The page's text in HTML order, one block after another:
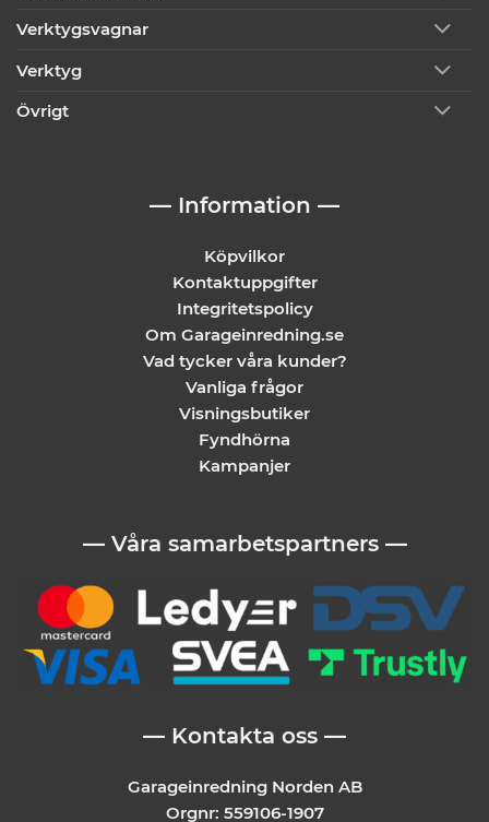
Verktygsvagnar
Verktyg
Övrigt
— Information —
Köpvilkor
Kontaktuppgifter
Integritetspolicy
Om Garageinredning.se
Vad tycker våra kunder?
Vanliga frågor
Visningsbutiker
Fyndhörna
Kampanjer
— Våra samarbetspartners —
— Kontakta oss —
Garageinredning Norden AB
Orgnr: 559106-1907